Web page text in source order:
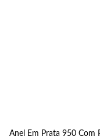
Anel Em Prata 950 Com